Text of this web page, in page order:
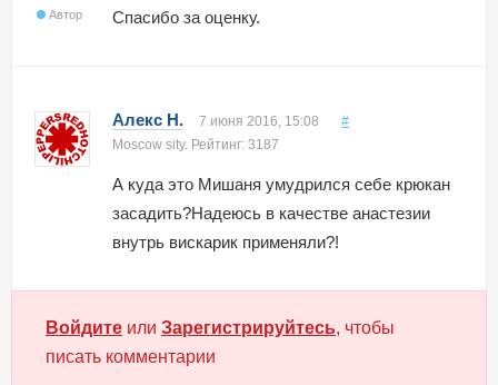
Автор Спасибо за оценку.
Алекс Н. 7 июня 2016, 15:08
#
Moscow sity. Рейтинг: 3187
А куда это Мишаня умудрился себе крюкан
засадить?Надеюсь в качестве анастезии
внутрь вискарик применяли?!
Войдите или Зарегистрируйтесь, чтобы
писать комментарии